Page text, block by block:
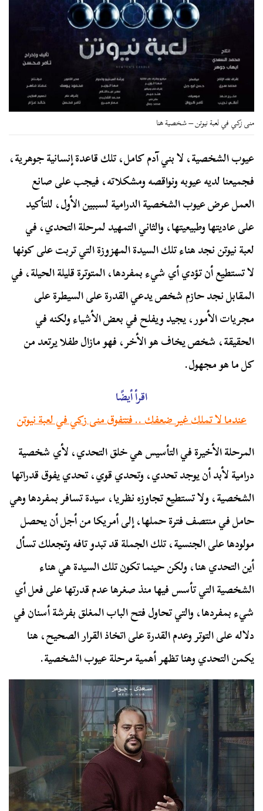
منى زكي في لعبة نيوتن – شخصية هنا
عيوب الشخصية، لا بني آدم كامل، تلك قاعدة إنسانية جوهرية،
فجميعنا لديه عيوبه ونواقصه ومشكلاته، فيجب على صانع
العمل عرض عيوب الشخصية الدرامية لسببين الأول، للتأكيد
على عاديتها وطبيعيتها، والثاني التمهيد لمرحلة التحدي، في
لعبة نيوتن نجد هناء تلك السيدة المهزوزة التي تربت على كونها
لا تستطيع أن تؤدي أي شيء بمفردها، المتوترة قليلة الحيلة، في
المقابل نجد حازم شخص يدعي القدرة على السيطرة على
مجريات الأمور، يجيد ويفلح في بعض الأشياء ولكنه في
الحقيقة، شخص يخاف هو الأخر، فهو مازال طفلا يرتعد من
كل ما هو مجهول.
اقرأ أيضًا
عندما لا تملك غير ضعفك .. فتتفوق منى زكي في لعبة نيوتن
المرحلة الأخيرة في التأسيس هي خلق التحدي، لأي شخصية
درامية لأبد أن يوجد تحدي، وتحدي قوي، تحدي يفوق قدراتها
الشخصية، ولا تستطيع تجاوزه نظريا، سيدة تسافر بمفردها وهي
حامل في منتصف فترة حملها، إلى أمريكا من أجل أن يحصل
مولودها على الجنسية، تلك الجملة قد تبدو تافه وتجعلك تسأل
أين التحدي هنا، ولكن حينما تكون تلك السيدة هي هناء
الشخصية التي تأسس فيها منذ صغرها عدم قدرتها على فعل أي
شيء بمفردها، والتي تحاول فتح الباب المغلق بفرشة أسنان في
دلاله على التوتر وعدم القدرة على اتخاذ القرار الصحيح، هنا
يكمن التحدي وهنا تظهر أهمية مرحلة عيوب الشخصية.